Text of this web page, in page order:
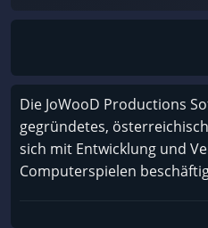
Die JoWooD Productions
gegründetes,
sich mit Entwicklung und
Computerspielen